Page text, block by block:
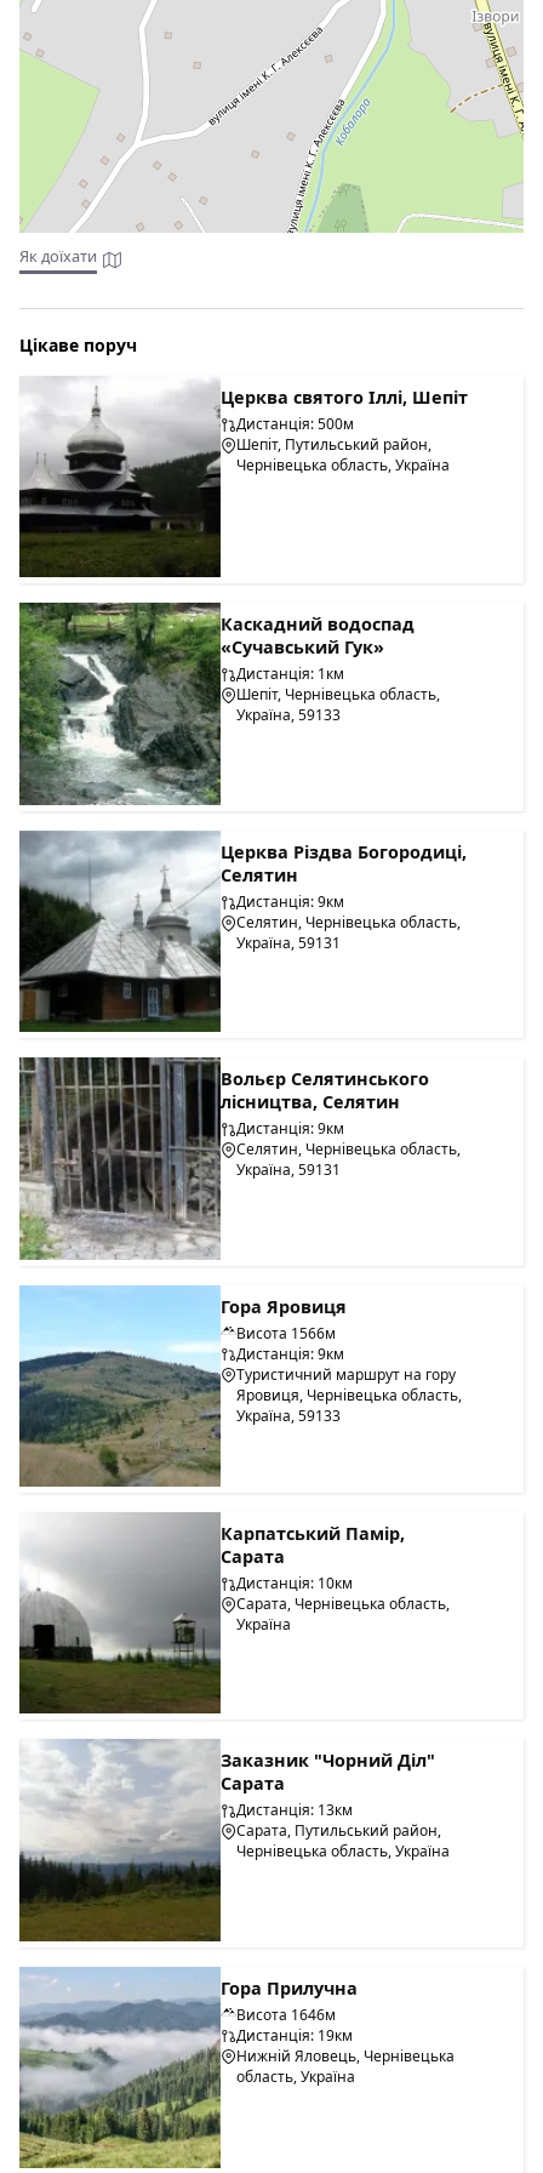
Як доїхати
Цікаве поруч
Церква святого Іллі, Шепіт
Дистанція: 500м
Шепіт, Путильський район,
Чернівецька область, Україна
Каскадний водоспад
«Сучавський Гук»
Дистанція: 1км
Шепіт, Чернівецька область,
Україна, 59133
Церква Різдва Богородиці,
Селятин
Дистанція: 9км
Селятин, Чернівецька область,
Україна, 59131
Вольєр Селятинського
лісництва, Селятин
Дистанція: 9км
Селятин, Чернівецька область,
Україна, 59131
Гора Яровиця
Висота 1566м
Дистанція: 9км
Туристичний маршрут на гору
Яровиця, Чернівецька область,
Україна, 59133
Карпатський Памір,
Сарата
Дистанція: 10км
Сарата, Чернівецька область,
Україна
Заказник "Чорний Діл"
Сарата
Дистанція: 13км
Сарата, Путильський район,
Чернівецька область, Україна
Гора Прилучна
Висота 1646м
Дистанція: 19км
Нижній Яловець, Чернівецька
область, Україна